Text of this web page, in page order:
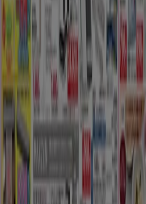
他のまちのホームセンタ
東京都 大阪市 名古屋市
広島市 京都市 さいた
北九州市 新潟市
渋谷区
都道府県一覧へ
原点の最新情報とTiendeoで公開
関する情報！
ホームセンターのこのカテゴリでは、
グ、住所、電話番号などを参照できます
メールで注文カタログを確認してくだ
検討する際に、流行をチェックして最後
アのカタログを見てみませんか♪、価格
れの興味も！
に行く のオファー ホームセンター&ペ